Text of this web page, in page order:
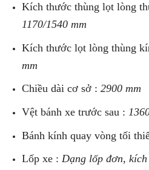
Kích thước thùng lọt lòng
1170/1540 mm
Kích thước lọt lòng thùng
mm
Chiều dài cơ sở : 2900 mm
Vệt bánh xe trước sau :
Bánh kính quay vòng tối
Lốp xe : Dạng lốp đơn,